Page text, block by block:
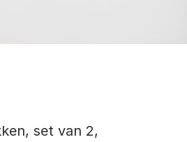
set van 2,